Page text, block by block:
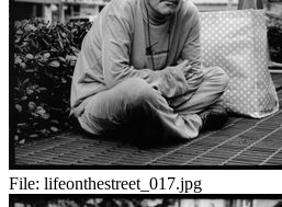
File: lifeonthestreet_017.jpg